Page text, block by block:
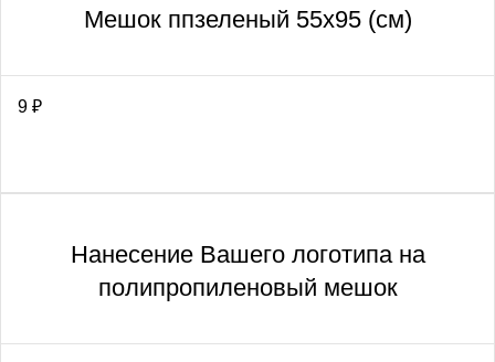
Мешок ппзеленый 55х95 (см)
9 ₽
Нанесение Вашего логотипа на
полипропиленовый мешок